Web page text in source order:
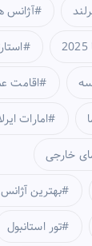
i
o
n
آژانس
اقامت
امارات
خارجی
بهترین
تور استانبول